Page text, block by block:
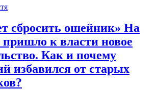
сбросить ошейник» На
к власти новое
Как и почему
избавился от старых